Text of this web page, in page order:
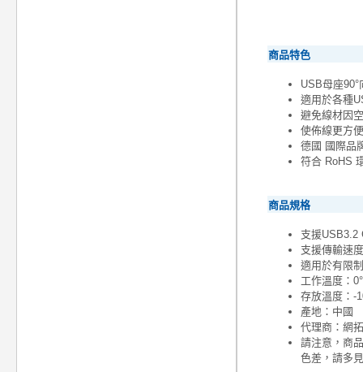
商品特色
USB母座
適用於各種
避免線材因
使佈線更方
德國 國際品
符合 RoHS
商品規格
支援USB3.2
支援傳輸速
適用於有限
工作溫度：
存放溫度：-
產地：中國
代理商：網
請注意，商
色差，請多